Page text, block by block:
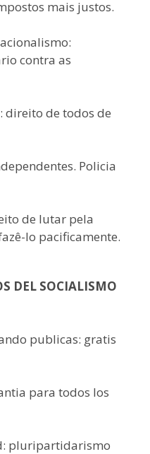
mais justos.
contra as
direito de todos de
Policia
de lutar pela
lo pacificamente.
DEL SOCIALISMO
publicas: gratis
para todos los
pluripartidarismo